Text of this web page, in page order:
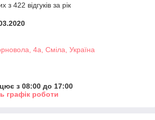
з 422 відгуків за рік
4а, Сміла, Україна
з 08:00 до 17:00
графік роботи